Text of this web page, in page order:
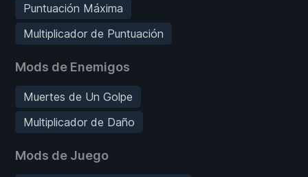
Puntuación Máxima
Multiplicador de Puntuación
Mods de Enemigos
Muertes de Un Golpe
Multiplicador de Daño
Mods de Juego